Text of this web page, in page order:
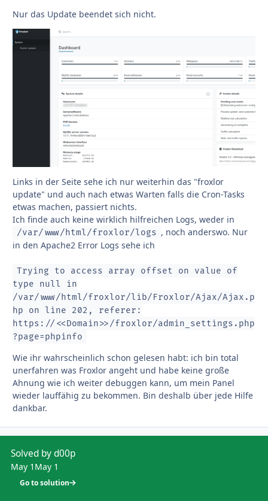
Nur das Update beendet sich nicht.
Links in der Seite sehe ich nur weiterhin das "froxlor
update" und auch nach etwas Warten falls die Cron-Tasks
etwas machen, passiert nichts.
Ich finde auch keine wirklich hilfreichen Logs, weder in
/var/www/html/froxlor/logs , noch anderswo. Nur
in den Apache2 Error Logs sehe ich
Trying to access array offset on value of
type null in
/var/www/html/froxlor/lib/Froxlor/Ajax/Ajax.p
hp on line 202, referer:
https://<<Domain>>/froxlor/admin_settings.php
?page=phpinfo
Wie ihr wahrscheinlich schon gelesen habt: ich bin total
unerfahren was Froxlor angeht und habe keine große
Ahnung wie ich weiter debuggen kann, um mein Panel
wieder lauffähig zu bekommen. Bin deshalb über jede Hilfe
dankbar.
Solved by d00p
May 1 May 1
Go to solution